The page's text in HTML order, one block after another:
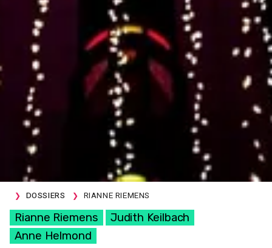
DOSSIERS RIANNE RIEMENS
Rianne Riemens
Judith Keilbach
Anne Helmond